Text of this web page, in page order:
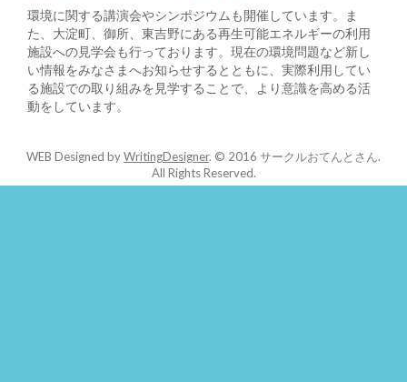
環境に関する講演会やシンポジウムも開催しています。ま
た、大淀町、御所、東吉野にある再生可能エネルギーの利用
施設への見学会も行っております。現在の環境問題など新し
い情報をみなさまへお知らせするとともに、実際利用してい
る施設での取り組みを見学することで、より意識を高める活
動をしています。
WEB Designed byWritingDesigner. © 2016 サークルおてんとさん.
All Rights Reserved.